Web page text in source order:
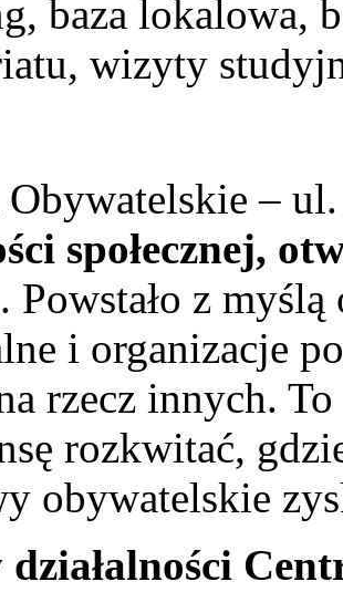
baza lokalowa,
wizyty
Obywatelskie –
społecznej,
. Powstało z
i organizacje
rzecz innych.
rozkwitać,
obywatelskie
działalności